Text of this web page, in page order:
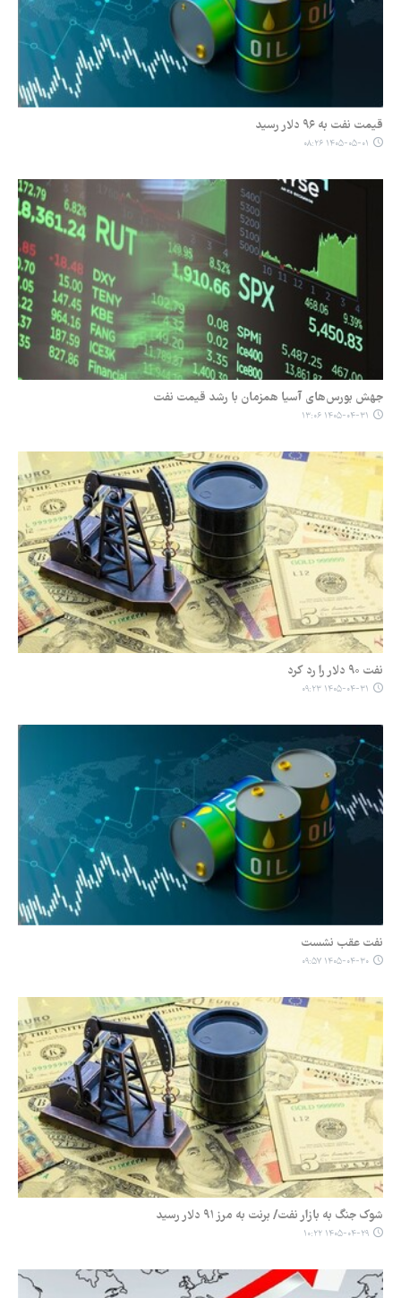
قیمت نفت به ۹۶ دلار رسید
۱۴۰۵-۰۵-۰۱ ۰۸:۲۶
جهش بورس‌های آسیا همزمان با رشد قیمت نفت
۱۴۰۵-۰۴-۳۱ ۱۳:۰۶
نفت ۹۰ دلار را رد کرد
۱۴۰۵-۰۴-۳۱ ۰۹:۲۳
نفت عقب نشست
۱۴۰۵-۰۴-۳۰ ۰۹:۵۷
شوک جنگ به بازار نفت/ برنت به مرز ۹۱ دلار رسید
۱۴۰۵-۰۴-۲۹ ۱۰:۲۲